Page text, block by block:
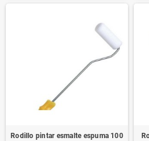
Rodillo pintar esmalte espuma 100